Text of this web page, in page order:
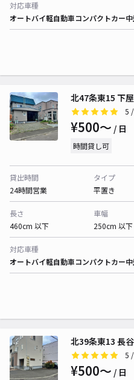
対応車種
オートバイ軽自動車コンパクトカー
北47条東15 下
5
¥500〜 / 日
時間貸し可
貸出時間
24時間営業
タイプ
平置き
長さ
460cm 以下
車幅
250cm 以下
対応車種
オートバイ軽自動車コンパクトカー
北39条東13 長
5
¥500〜 / 日